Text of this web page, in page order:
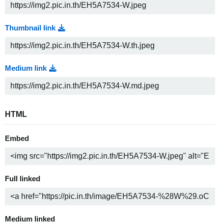
Thumbnail link
Medium link
HTML
Embed
Full linked
Medium linked